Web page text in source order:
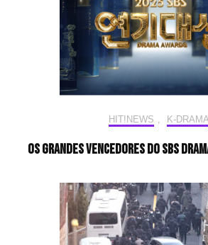
HIT!NEWS K-DRAMA
Os Grandes Vencedores do SBS